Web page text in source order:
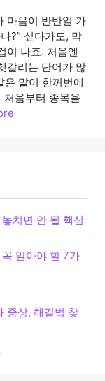
마음이 반반일 가
?” 싶다가도, 막
이 나죠. 처음엔
갈리는 단어가 많
은 말이 한꺼번에
처음부터 종목을
치면 안 될 핵심
알아야 할 7가
증상, 해결법 찾